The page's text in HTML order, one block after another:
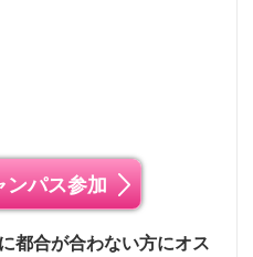
ンパス参加
都合が合わない方にオス